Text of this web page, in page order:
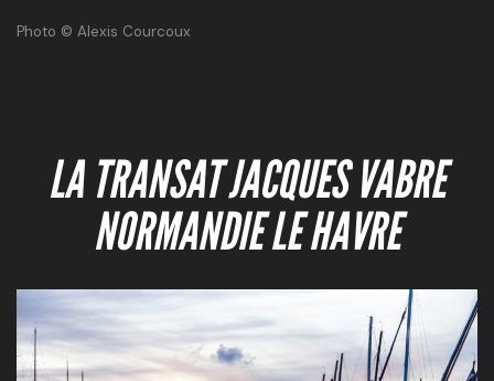
Photo © Alexis Courcoux
LA TRANSAT JACQUES VABRE
NORMANDIE LE HAVRE